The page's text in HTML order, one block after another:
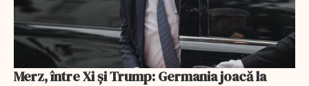
Merz, între Xi și Trump: Germania joacă la